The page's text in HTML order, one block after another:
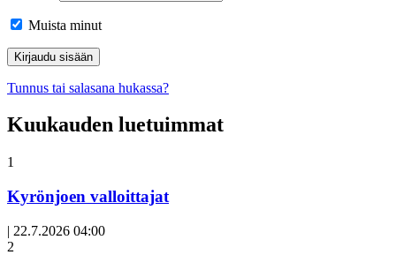
Muista minut
Tunnus tai salasana hukassa?
Kuukauden luetuimmat
1
Kyrönjoen valloittajat
| 22.7.2026 04:00
Avoin
2